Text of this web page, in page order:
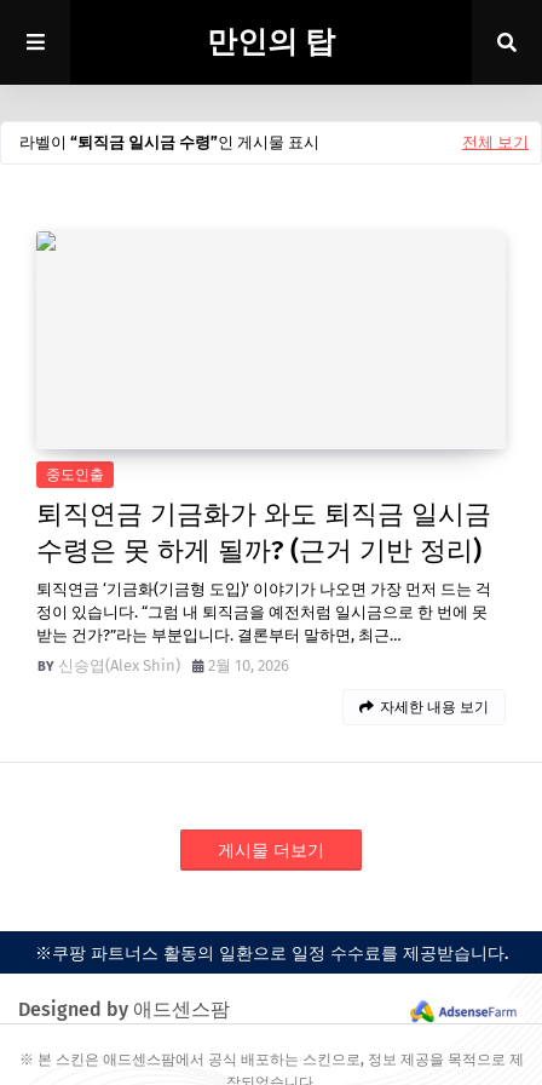
만인의 탑
라벨이 퇴직금 일시금 수령 인 게시물 표시 전체 보기
중도인출
퇴직연금 기금화가 와도 퇴직금 일시금
수령은 못 하게 될까? (근거 기반 정리)
퇴직연금 ‘기금화(기금형 도입)’ 이야기가 나오면 가장 먼저 드는 걱
정이 있습니다. “그럼 내 퇴직금을 예전처럼 일시금으로 한 번에 못
받는 건가?”라는 부분입니다. 결론부터 말하면, 최근…
신승엽(Alex Shin)
2월 10, 2026
자세한 내용 보기
게시물 더보기
※쿠팡 파트너스 활동의 일환으로 일정 수수료를 제공받습니다.
Designed by 애드센스팜
※ 본 스킨은 애드센스팜에서 공식 배포하는 스킨으로, 정보 제공을 목적으로 제